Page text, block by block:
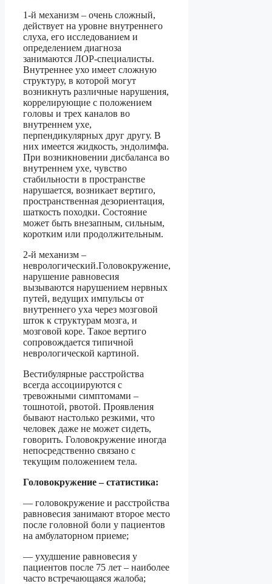
1-й механизм – очень сложный,
действует на уровне внутреннего
слуха, его исследованием и
определением диагноза
занимаются ЛОР-специалисты.
Внутреннее ухо имеет сложную
структуру, в которой могут
возникнуть различные нарушения,
коррелирующие с положением
головы и трех каналов во
внутреннем ухе,
перпендикулярных друг другу. В
них имеется жидкость, эндолимфа.
При возникновении дисбаланса во
внутреннем ухе, чувство
стабильности в пространстве
нарушается, возникает вертиго,
пространственная дезориентация,
шаткость походки. Состояние
может быть внезапным, сильным,
коротким или продолжительным.
2-й механизм –
неврологический.Головокружение,
нарушение равновесия
вызываются нарушением нервных
путей, ведущих импульсы от
внутреннего уха через мозговой
шток к структурам мозга, и
мозговой коре. Такое вертиго
сопровождается типичной
неврологической картиной.
Вестибулярные расстройства
всегда ассоциируются с
тревожными симптомами –
тошнотой, рвотой. Проявления
бывают настолько резкими, что
человек даже не может сидеть,
говорить. Головокружение иногда
непосредственно связано с
текущим положением тела.
Головокружение – статистика:
— головокружение и расстройства
равновесия занимают второе место
после головной боли у пациентов
на амбулаторном приеме;
— ухудшение равновесия у
пациентов после 75 лет – наиболее
часто встречающаяся жалоба;